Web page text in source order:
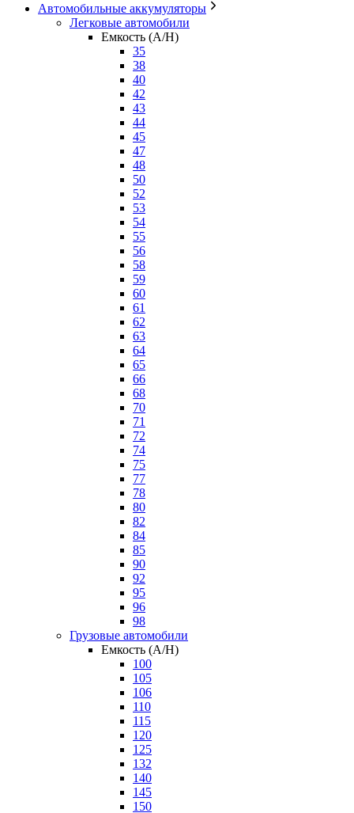
Автомобильные аккумуляторы
Легковые автомобили
Емкость (A/H)
35
38
40
42
43
44
45
47
48
50
52
53
54
55
56
58
59
60
61
62
63
64
65
66
68
70
71
72
74
75
77
78
80
82
84
85
90
92
95
96
98
Грузовые автомобили
Емкость (A/H)
100
105
106
110
115
120
125
132
140
145
150